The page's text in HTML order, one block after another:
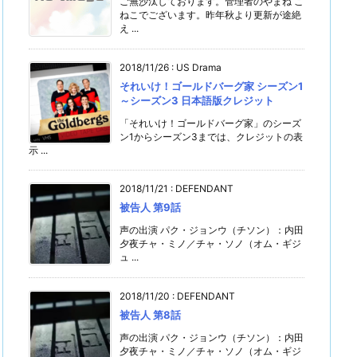
ねこでございます。昨年秋より更新が途絶
え ...
2018/11/26 : US Drama
それいけ！ゴールドバーグ家 シーズン1
～シーズン3 日本語版クレジット
「それいけ！ゴールドバーグ家」のシーズ
ン1からシーズン3までは、クレジットの表
示 ...
2018/11/21 : DEFENDANT
被告人 第9話
声の出演 パク・ジョンウ（チソン）：内田
夕夜チャ・ミノ／チャ・ソノ（オム・ギジ
ュ ...
2018/11/20 : DEFENDANT
被告人 第8話
声の出演 パク・ジョンウ（チソン）：内田
夕夜チャ・ミノ／チャ・ソノ（オム・ギジ